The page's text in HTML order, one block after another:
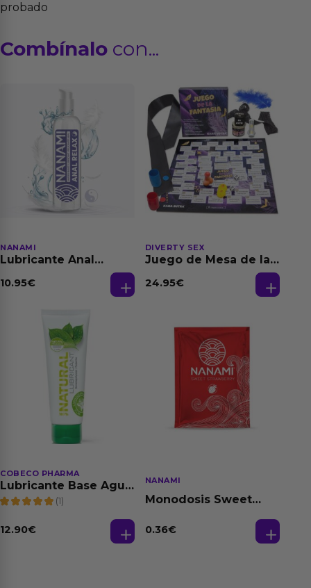
probado
Combínalo con...
NANAMI
Lubricante Anal
Dilatación Base Agua
10.95€
DIVERTY SEX
Juego de Mesa de las
24.95€
COBECO PHARMA
Lubricante Base Agua
100% Natural 125 ml
(1)
12.90€
NANAMI
Monodosis Sweet
0.36€